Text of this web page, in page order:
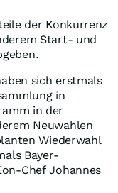
der Konkurrenz
Start- und
sich erstmals
in
in der
Neuwahlen
Wiederwahl
Bayer-
Chef Johannes